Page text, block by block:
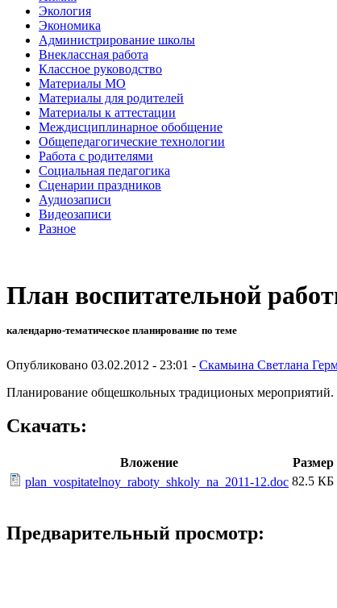
Экология
Экономика
Администрирование школы
Внеклассная работа
Классное руководство
Материалы МО
Материалы для родителей
Материалы к аттестации
Междисциплинарное обобщение
Общепедагогические технологии
Работа с родителями
Социальная педагогика
Сценарии праздников
Аудиозаписи
Видеозаписи
Разное
План воспитательной
календарно-тематическое планирование по теме
Опубликовано 03.02.2012 - 23:01 - Скамьина Светлана
Планирование общешкольных традиционых мероприятий.
Скачать:
Вложение
Размер
plan_vospitatelnoy_raboty_shkoly_na_2011-12.doc 82.5 КБ
Предварительный просмотр: